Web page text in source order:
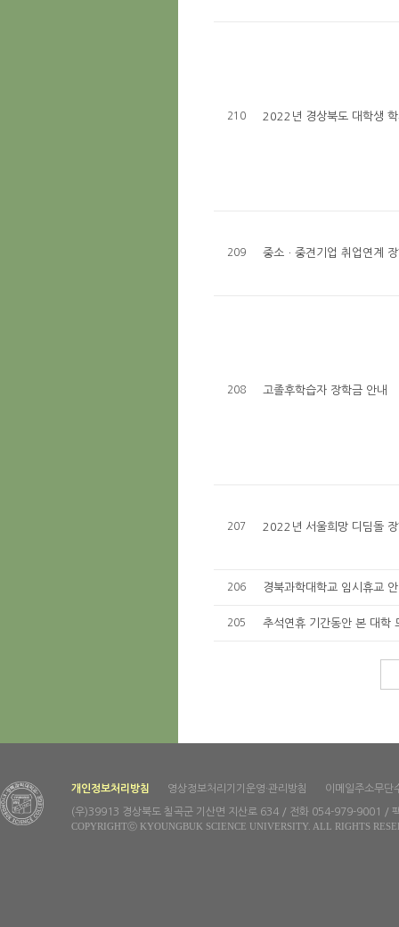
210 2022년 경상북도 대학생
209 중소ㆍ중견기업 취업연계
208 고졸후학습자 장학금 안내
207 2022년 서울희망 디딤돌
206 경북과학대학교 임시휴교
205 추석연휴 기간동안 본 대학
개인정보처리방침 영상정보처리기기운영·관리방침 이메일주소무단
(우)39913 경상북도 칠곡군 기산면 지산로 634 / 전화 054-979-9001 /
COPYRIGHTⓒ KYOUNGBUK SCIENCE UNIVERSITY. ALL RIGHTS